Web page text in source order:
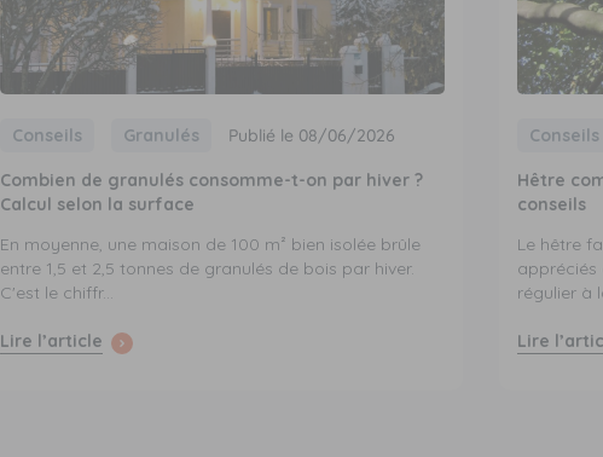
Conseils Granulés Publié le 08/06/2026
Combien de granulés consomme-t-on par hiver ?
Calcul selon la surface
En moyenne, une maison de 100 m² bien isolée brûle
entre 1,5 et 2,5 tonnes de granulés de bois par hiver.
C'est le chiffr...
Lire l’article
Conseils
Hêtre
conseils
Le hêtre
appréciés
régulier à
Lire